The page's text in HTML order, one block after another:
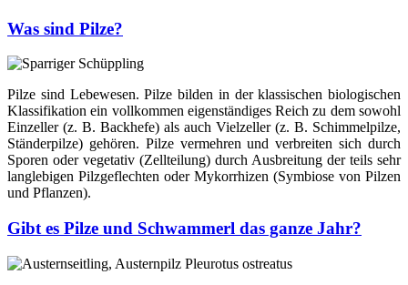
Was sind Pilze?
Pilze sind Lebewesen. Pilze bilden in der klassischen biologischen
Klassifikation ein vollkommen eigenständiges Reich zu dem sowohl
Einzeller (z. B. Backhefe) als auch Vielzeller (z. B. Schimmelpilze,
Ständerpilze) gehören. Pilze vermehren und verbreiten sich durch
Sporen oder vegetativ (Zellteilung) durch Ausbreitung der teils sehr
langlebigen Pilzgeflechten oder Mykorrhizen (Symbiose von Pilzen
und Pflanzen).
Gibt es Pilze und Schwammerl das ganze Jahr?